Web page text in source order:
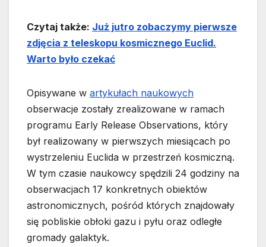
Czytaj także: Już jutro zobaczymy pierwsze
zdjęcia z teleskopu kosmicznego Euclid.
Warto było czekać
Opisywane w artykułach naukowych
obserwacje zostały zrealizowane w ramach
programu Early Release Observations, który
był realizowany w pierwszych miesiącach po
wystrzeleniu Euclida w przestrzeń kosmiczną.
W tym czasie naukowcy spędzili 24 godziny na
obserwacjach 17 konkretnych obiektów
astronomicznych, pośród których znajdowały
się pobliskie obłoki gazu i pyłu oraz odległe
gromady galaktyk.